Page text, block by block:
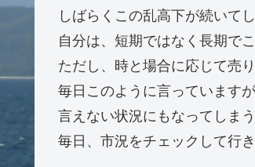
しばらくこの乱高下が続いて
自分は、短期ではなく長期で
ただし、時と場合に応じて売
毎日このように言っています
言えない状況にもなってしま
毎日、市況をチェックして行